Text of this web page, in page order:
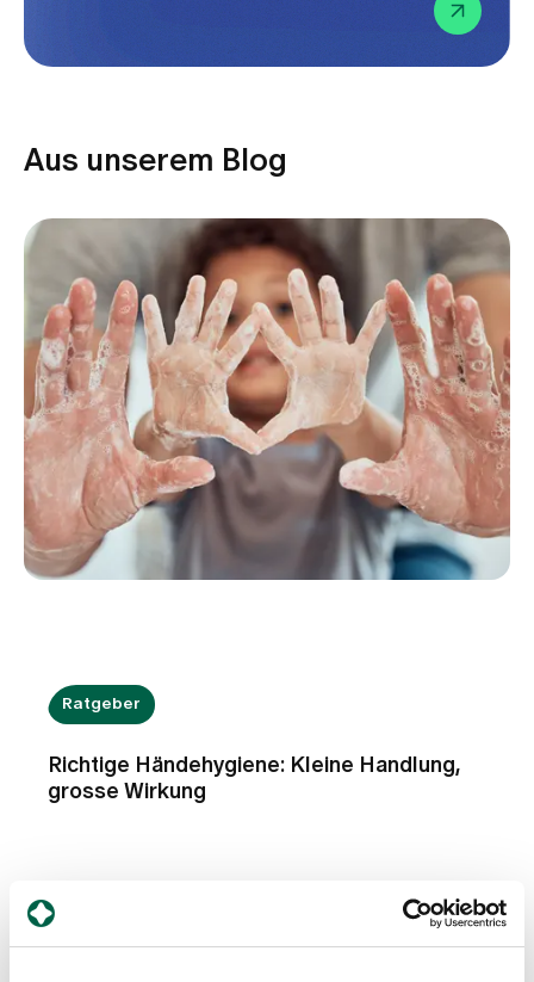
Aus unserem Blog
Ratgeber
Richtige Händehygiene: Kleine Handlung,
grosse Wirkung